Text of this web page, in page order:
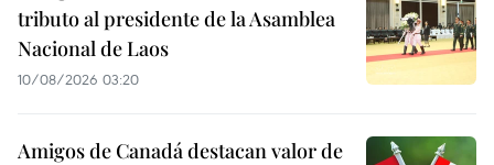
tributo al presidente de la Asamblea
Nacional de Laos
10/08/2026 03:20
Amigos de Canadá destacan valor de